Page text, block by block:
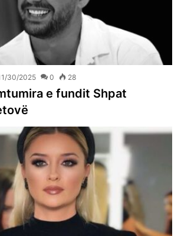
30/2025 0 28
e fundit Shpat